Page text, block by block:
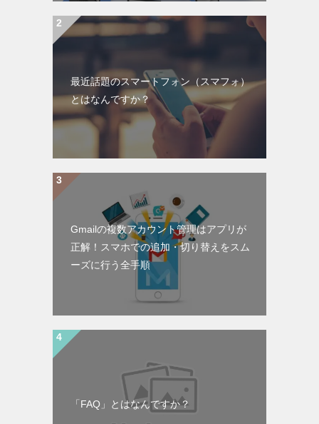
最近話題のスマートフォン（スマフォ）
とはなんですか？
Gmailの複数アカウント管理はアプリが
正解！スマホでの追加・切り替えをスム
ーズに行う全手順
「FAQ」とはなんですか？